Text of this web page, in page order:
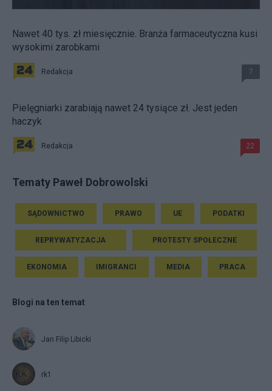
Nawet 40 tys. zł miesięcznie. Branża farmaceutyczna kusi
wysokimi zarobkami
Redakcja 7
Pielęgniarki zarabiają nawet 24 tysiące zł. Jest jeden
haczyk
Redakcja 22
Tematy Paweł Dobrowolski
SĄDOWNICTWO PRAWO UE PODATKI
REPRYWATYZACJA PROTESTY SPOŁECZNE
EKONOMIA IMIGRANCI MEDIA PRACA
Blogi na ten temat
Jan Filip Libicki
rk1